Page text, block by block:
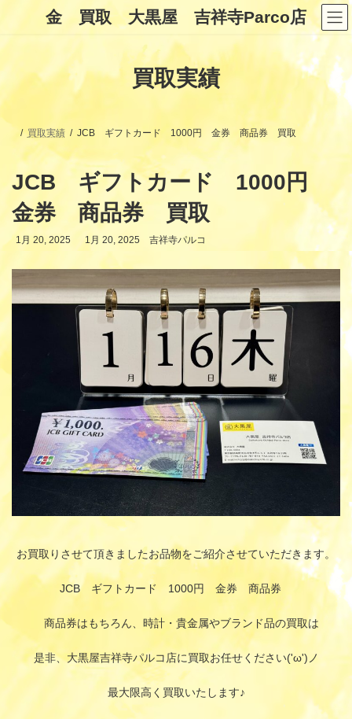
ン
キ
ッ
ー
に
移
金 買取 大黒屋 吉祥寺Parco店
買取実績
買取実績 JCB ギフトカード 1000円 金券 商品券 買取
JCB ギフトカード 1000円
金券 商品券 買取
1月 20, 2025
最
日
時
1月 20, 2025 吉祥寺パルコ
お買取りさせて頂きましたお品物をご紹介させていただきます。
JCB ギフトカード 1000円 金券 商品券
商品券はもちろん、時計・貴金属やブランド品の買取は
是非、大黒屋吉祥寺パルコ店に買取お任せください('ω')ノ
最大限高く買取いたします♪